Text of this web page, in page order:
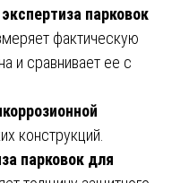
парковок
фактическую
и сравнивает ее с
конструкций.
парковок для